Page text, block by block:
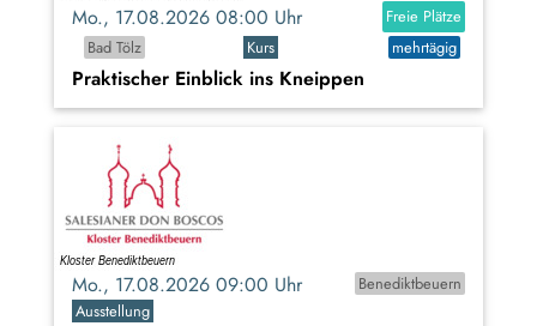
Mo., 17.08.2026 08:00 Uhr
Freie Plätze
Bad Tölz
Kurs mehrtägig
Praktischer Einblick ins Kneippen
Mo., 17.08.2026 09:00 Uhr
Benediktbeuern
Ausstellung